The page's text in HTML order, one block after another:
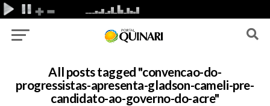
All posts tagged "convencao-do-
progressistas-apresenta-gladson-cameli-pre-
candidato-ao-governo-do-acre"